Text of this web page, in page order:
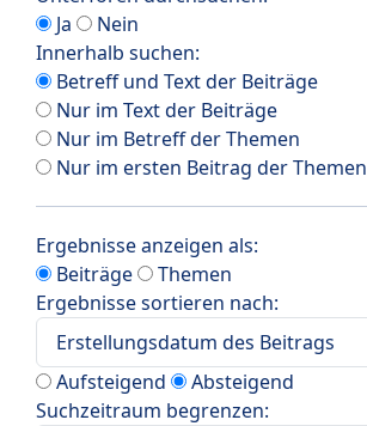
Ja
Nein
Innerhalb suchen:
Betreff und Text der Beiträge
Nur im Text der Beiträge
Nur im Betreff der Themen
Nur im ersten Beitrag der Themen
Ergebnisse anzeigen als:
Beiträge
Themen
Ergebnisse sortieren nach:
Aufsteigend
Absteigend
Suchzeitraum begrenzen: